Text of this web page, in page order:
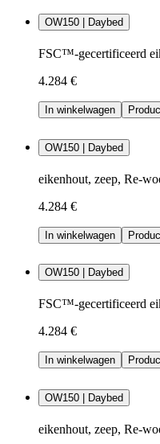
OW150 | Daybed
FSC™-gecertificeerd
4.284 €
In winkelwagen
OW150 | Daybed
eikenhout, zeep, Re-
4.284 €
In winkelwagen
OW150 | Daybed
FSC™-gecertificeerd
4.284 €
In winkelwagen
OW150 | Daybed
eikenhout, zeep, Re-